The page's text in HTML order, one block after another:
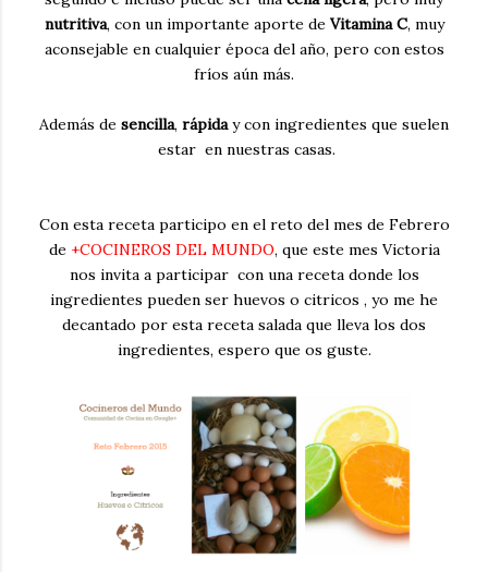
nutritiva, con un importante aporte de Vitamina C, muy
aconsejable en cualquier época del año, pero con estos
fríos aún más.
Además de sencilla, rápiday con ingredientes que suelen
estar en nuestras casas.
Con esta receta participo en el reto del mes de Febrero
de +COCINEROS DEL MUNDO, que este mes Victoria
nos invita a participar con una receta donde los
ingredientes pueden ser huevos o citricos , yo me he
decantado por esta receta salada que lleva los dos
ingredientes, espero que os guste.